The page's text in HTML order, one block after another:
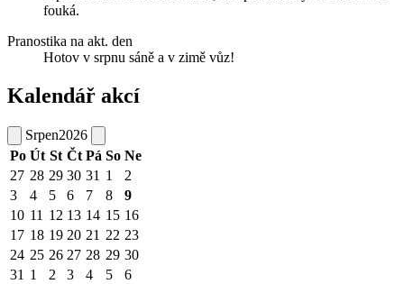
fouká.
Pranostika na akt. den
Hotov v srpnu sáně a v zimě vůz!
Kalendář akcí
Srpen2026
Po Út St Čt Pá So Ne
27 28 29 30 31 1
2
3
4 5 6 7 8
9
10 11 12 13 14 15 16
17 18 19 20 21 22 23
24 25 26 27 28 29 30
31 1 2 3 4 5 6